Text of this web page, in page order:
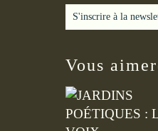
S'inscrire à la
Vous